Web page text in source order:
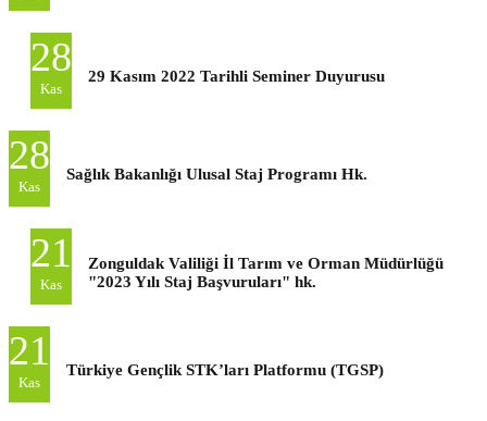
28
Kas
29 Kasım 2022 Tarihli Seminer Duyurusu
28
Kas
Sağlık Bakanlığı Ulusal Staj Programı Hk.
21
Kas
Zonguldak Valiliği İl Tarım ve Orman Müdürlüğü
"2023 Yılı Staj Başvuruları" hk.
21
Kas
Türkiye Gençlik STK’ları Platformu (TGSP)